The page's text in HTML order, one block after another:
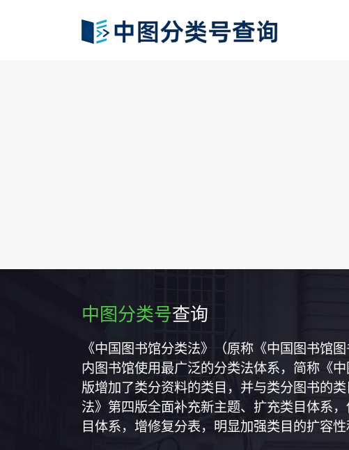
中图分类号查询
《中国图书馆分类法》（原称《中国图书馆
内图书馆使用最广泛的分类法体系，简称《
版增加了类分资料的类目，并与类分图书的
法》第四版全面补充新主题、扩充类目体系
目体系，增修复分表，明显加强类目的扩容性